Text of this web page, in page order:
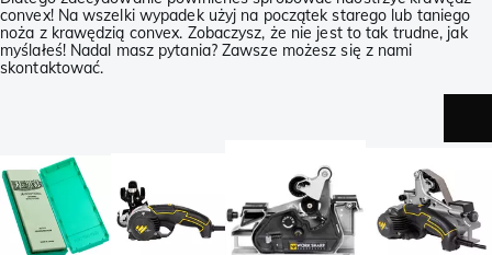
convex! Na wszelki wypadek użyj na początek starego lub taniego
noża z krawędzią convex. Zobaczysz, że nie jest to tak trudne, jak
myślałeś! Nadal masz pytania? Zawsze możesz się z nami
skontaktować.